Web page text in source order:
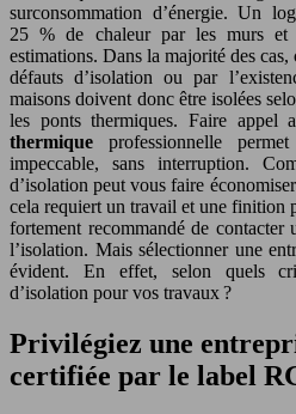
surconsommation d’énergie. Un
25 % de chaleur par les murs
estimations. Dans la majorité des cas,
défauts d’isolation ou par
maisons doivent donc être isolées
les ponts thermiques. Faire appel
thermiqueprofessionnelle
impeccable, sans interruption.
d’isolation peut vous faire
cela requiert un travail et une finition
fortement recommandé de contacter
l’isolation. Mais sélectionner une
évident. En effet, selon quels
d’isolation pour vos travaux ?
Privilégiez une
certifiée par le label